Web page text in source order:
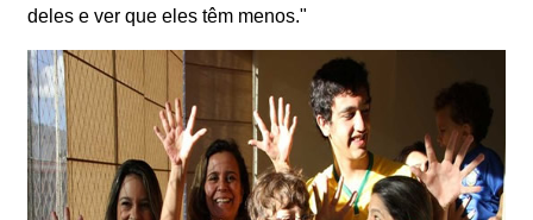
deles e ver que eles têm menos."